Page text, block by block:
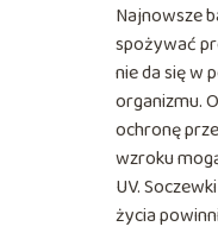
Najnowsze
spożywać
nie da się w
organizmu.
ochronę
wzroku
UV.
życia